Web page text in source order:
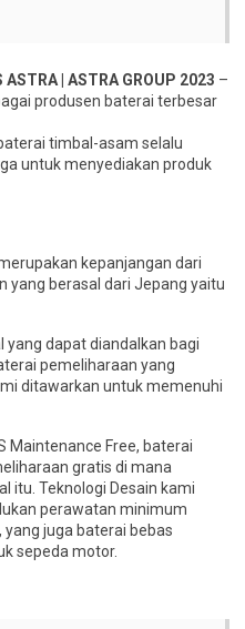
| ASTRA GROUP 2023 –
produsen baterai terbesar
timbal-asam selalu
untuk menyediakan produk
kepanjangan dari
yang berasal dari Jepang yaitu
yang dapat diandalkan bagi
pemeliharaan yang
ditawarkan untuk memenuhi
Maintenance Free, baterai
gratis di mana
itu. Teknologi Desain kami
perawatan minimum
yang juga baterai bebas
sepeda motor.